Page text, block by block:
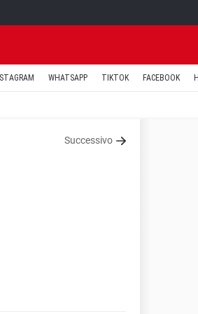
WHATSAPP TIKTOK FACEBOOK
Successivo